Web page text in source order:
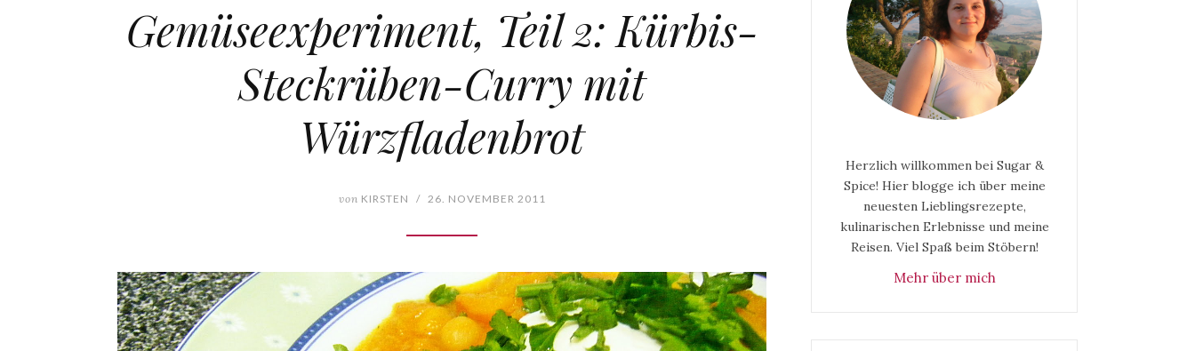
Gemüseexperiment, Teil 2: Kürbis-
Steckrüben-Curry mit
Würzfladenbrot
von KIRSTEN / 26. NOVEMBER 2011
Herzlich willkommen bei Sugar &
Spice! Hier blogge ich über meine
neuesten Lieblingsrezepte,
kulinarischen Erlebnisse und meine
Reisen. Viel Spaß beim Stöbern!
Mehr über mich